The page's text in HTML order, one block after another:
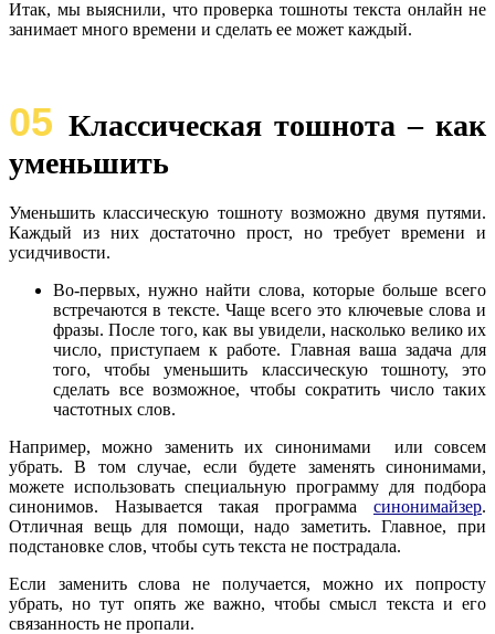
Итак, мы выяснили, что проверка тошноты текста онлайн не
занимает много времени и сделать ее может каждый.
05 Классическая тошнота – как
уменьшить
Уменьшить классическую тошноту возможно двумя путями.
Каждый из них достаточно прост, но требует времени и
усидчивости.
Во-первых, нужно найти слова, которые больше всего
встречаются в тексте. Чаще всего это ключевые слова и
фразы. После того, как вы увидели, насколько велико их
число, приступаем к работе. Главная ваша задача для
того, чтобы уменьшить классическую тошноту, это
сделать все возможное, чтобы сократить число таких
частотных слов.
Например, можно заменить их синонимами или совсем
убрать. В том случае, если будете заменять синонимами,
можете использовать специальную программу для подбора
синонимов. Называется такая программа синонимайзер.
Отличная вещь для помощи, надо заметить. Главное, при
подстановке слов, чтобы суть текста не пострадала.
Если заменить слова не получается, можно их попросту
убрать, но тут опять же важно, чтобы смысл текста и его
связанность не пропали.